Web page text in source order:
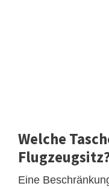
Welche
Eine